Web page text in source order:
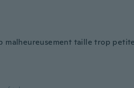
malheureusement taille trop